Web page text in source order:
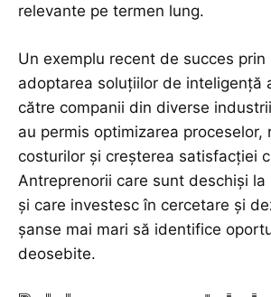
relevante pe termen lung.
Un exemplu recent de succes
adoptarea soluțiilor de inteligență
către companii din diverse
au permis optimizarea proceselor,
costurilor și creșterea satisfacției
Antreprenorii care sunt deschiși la
și care investesc în cercetare și
șanse mai mari să identifice
deosebite.